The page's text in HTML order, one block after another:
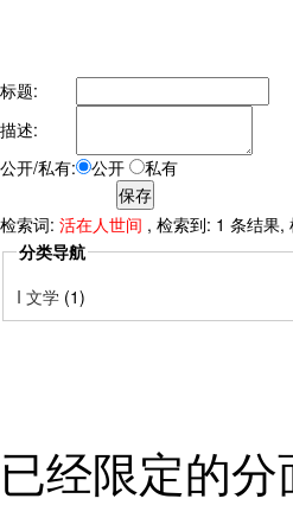
标题:
描述:
公开/私有:
公开 私有
检索词: 活在人世间 , 检索到: 1 条结果,
分类导航
I 文学 (1)
已经限定的分